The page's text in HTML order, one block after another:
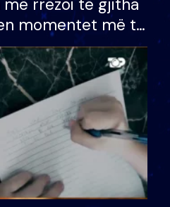
më rrëzoi të gjitha
momentet më të
e BB VIP: Do më
kur…